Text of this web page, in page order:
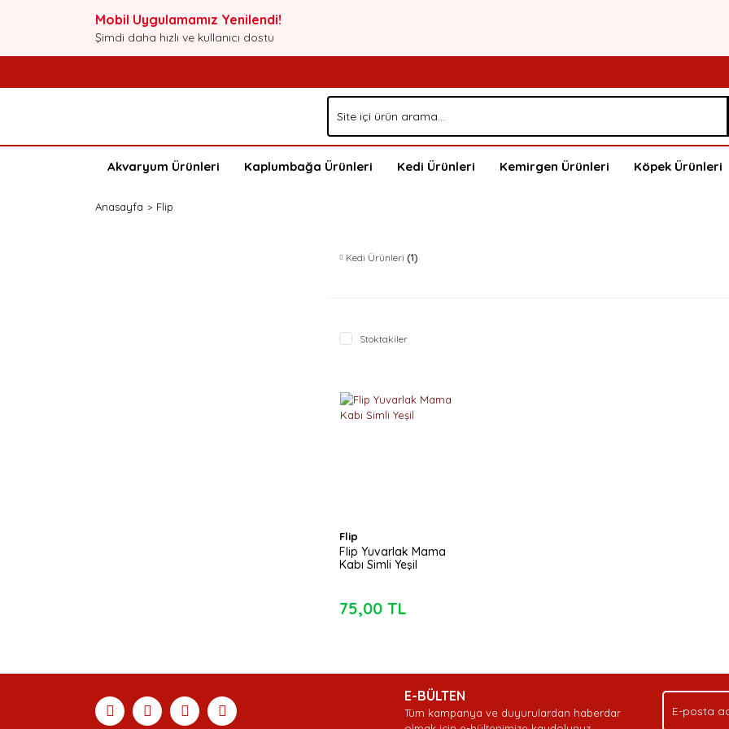
Mobil Uygulamamız Yenilendi!
Şimdi daha hızlı ve kullanıcı dostu
Akvaryum Ürünleri Kaplumbağa Ürünleri Kedi Ürünleri Kemirgen Ürünleri Köpek Ürünleri
Anasayfa Flip
Kedi Ürünleri (1)
Stoktakiler
Flip
Flip Yuvarlak Mama
Kabı Simli Yeşil
75,00 TL
E-BÜLTEN
Tüm kampanya ve duyurulardan haberdar